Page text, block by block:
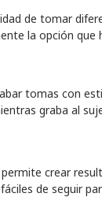
de tomar
la opción que
tomas con
graba al
crear
de seguir